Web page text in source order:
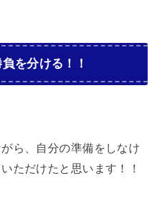
を分ける！！
ら、自分の準備をしなけ
ただけたと思います！！